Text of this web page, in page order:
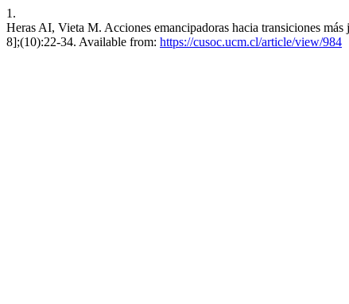
1.
Heras AI, Vieta M. Acciones emancipadoras hacia transiciones
8];(10):22-34. Available from: https://cusoc.ucm.cl/article/view/984